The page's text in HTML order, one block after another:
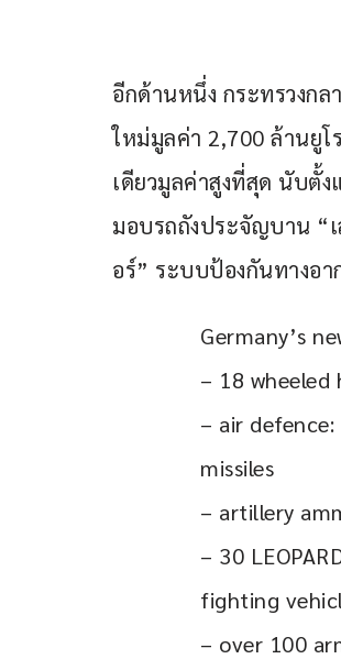
อีกด้านหนึ่ง กระทรวงก
ใหม่มูลค่า 2,700 ล้านยูโ
เดียวมูลค่าสูงที่สุด นับตั้ง
มอบรถถังประจัญบาน “
อร์” ระบบป้องกันทางอ
Germany’s
– 18 wheeled
– air defence:
missiles
– artillery
– 30
fighting
– over 100